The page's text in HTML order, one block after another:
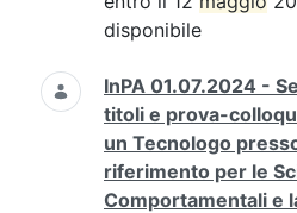
disponibile
InPA 01.07.2024 -
titoli e prova-
un Tecnologo
riferimento per le
Comportamentali e